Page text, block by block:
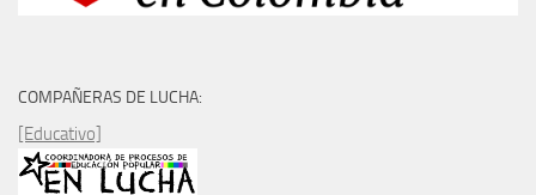
COMPAÑERAS DE LUCHA:
[Educativo]